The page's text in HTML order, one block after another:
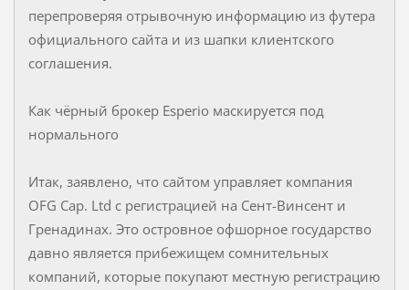
перепроверяя отрывочную информацию из футера
официального сайта и из шапки клиентского
соглашения.
Как чёрный брокер Esperio маскируется под
нормального
Итак, заявлено, что сайтом управляет компания
OFG Cap. Ltd с регистрацией на Сент-Винсент и
Гренадинах. Это островное офшорное государство
давно является прибежищем сомнительных
компаний, которые покупают местную регистрацию